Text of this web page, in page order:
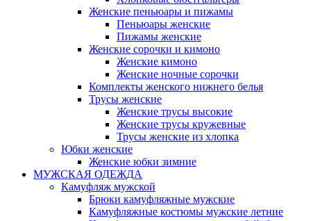
Женские пеньюары и пижамы
Пеньюары женские
Пижамы женские
Женские сорочки и кимоно
Женские кимоно
Женские ночные сорочки
Комплекты женского нижнего белья
Трусы женские
Женские трусы высокие
Женские трусы кружевные
Трусы женские из хлопка
Юбки женские
Женские юбки зимние
МУЖСКАЯ ОДЕЖДА
Камуфляж мужской
Брюки камуфляжные мужские
Камуфляжные костюмы мужские летние